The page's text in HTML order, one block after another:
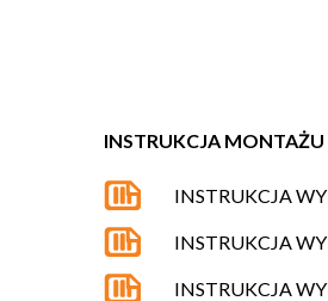
INSTRUKCJA MONTAŻU
INSTRUKCJA
INSTRUKCJA
INSTRUKCJA